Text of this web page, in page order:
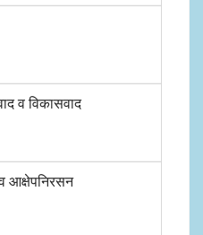
व विकासवाद
व आक्षेपनिरसन